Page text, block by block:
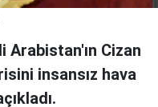
Arabistan'ın Cizan
insansız hava